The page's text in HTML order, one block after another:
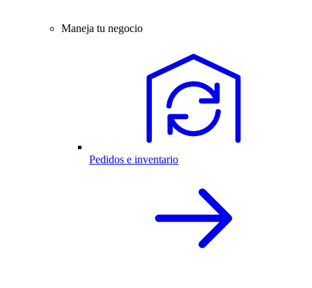
Maneja tu negocio
Pedidos e inventario